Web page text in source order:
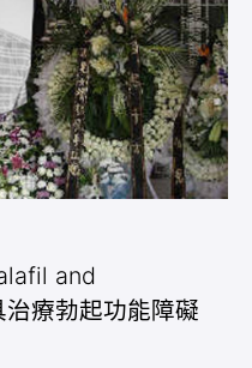
and
療勃起功能障礙